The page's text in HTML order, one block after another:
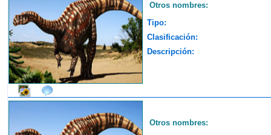
Otros nombres:
Tipo:
Clasificación:
Descripción:
Otros nombres: